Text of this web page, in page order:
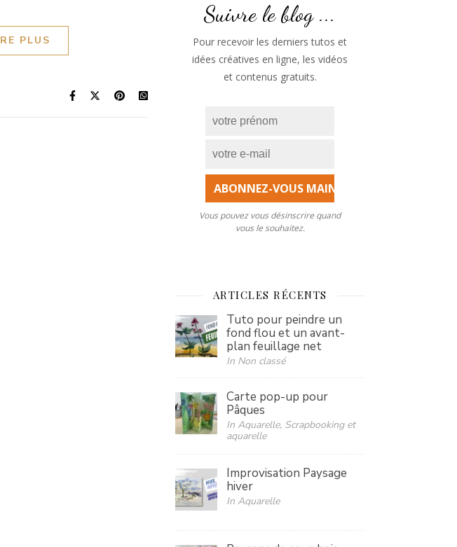
PLUS
Suivre le blog ...
Pour recevoir les derniers tutos et
idées créatives en ligne, les vidéos
et contenus gratuits.
Vous pouvez vous désinscrire quand
vous le souhaitez.
ARTICLES RÉCENTS
Tuto pour peindre un
fond flou et un avant-
plan feuillage net
In Non classé
Carte pop-up pour
Pâques
In Aquarelle, Scrapbooking et
aquarelle
Improvisation Paysage
hiver
In Aquarelle